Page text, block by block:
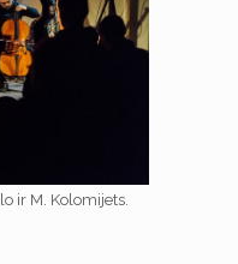
ir M. Kolomijets.